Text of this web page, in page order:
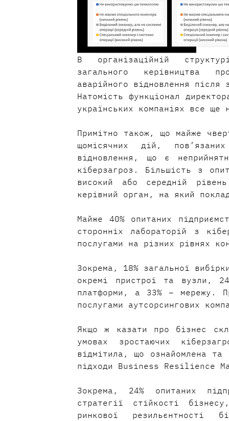
В організаційній
загального керівництва
аварійного відновлення
Натомість функціонал
українських компаніях все ще
Примітно також, що майже
щомісячних дій,
відновлення, що є
кіберзагроз. Більшість з
високий або середній
керівний орган, на який
Майже 40% опитаних
сторонніх лабораторій з
послугами на різних рівнях
Зокрема, 18% загальної
окремі пристрої та вузли,
платформи, а 33% – мережу.
послугами аутсорсингових
Якщо ж казати про бізнес
умовах зростаючих
відмітила, що ознайомлена та
підходи Business Resilience
Зокрема, 24% опитаних
стратегії стійкості
ринкової резильєнтності